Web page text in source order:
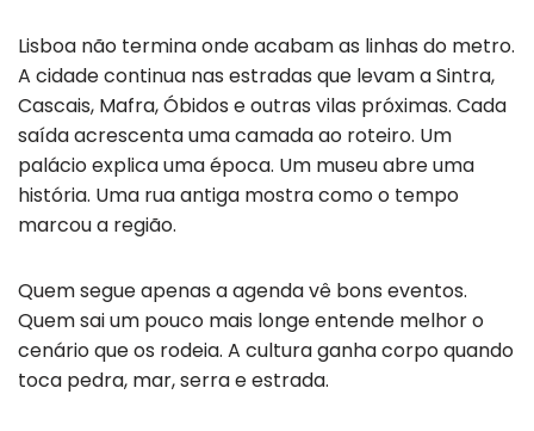
Lisboa não termina onde acabam as linhas do metro.
A cidade continua nas estradas que levam a Sintra,
Cascais, Mafra, Óbidos e outras vilas próximas. Cada
saída acrescenta uma camada ao roteiro. Um
palácio explica uma época. Um museu abre uma
história. Uma rua antiga mostra como o tempo
marcou a região.
Quem segue apenas a agenda vê bons eventos.
Quem sai um pouco mais longe entende melhor o
cenário que os rodeia. A cultura ganha corpo quando
toca pedra, mar, serra e estrada.